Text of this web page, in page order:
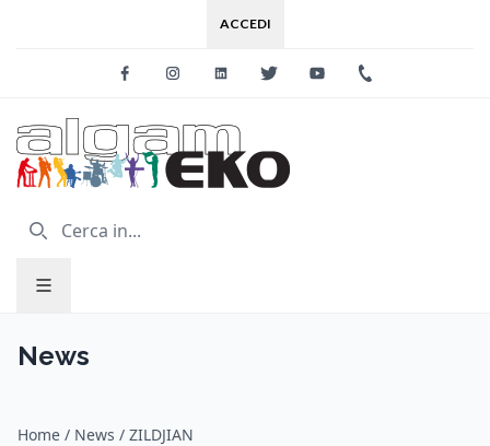
ACCEDI
FacebookInstagramLinkedinTwitter Youtube
News
Home / News / ZILDJIAN